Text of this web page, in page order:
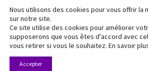
© L'Atelier Cosm'éthique 2026
Politique de confidentialité
Built with
Nous utilisons des cookies pour vous offrir la
sur notre site.
Ce site utilise des cookies pour améliorer
supposerons que vous êtes d'accord avec
vous retirer si vous le souhaitez. En savoir
Accepter